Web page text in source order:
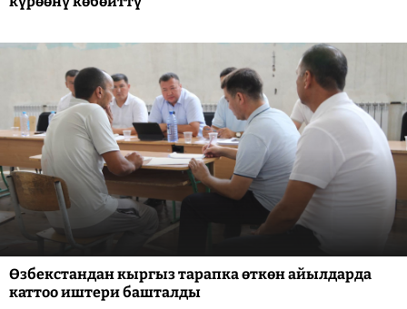
Өзбекстандан кыргыз тарапка өткөн айылдарда
каттоо иштери башталды